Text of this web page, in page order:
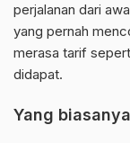
perjalanan dari
yang pernah
merasa tarif
didapat.
Yang